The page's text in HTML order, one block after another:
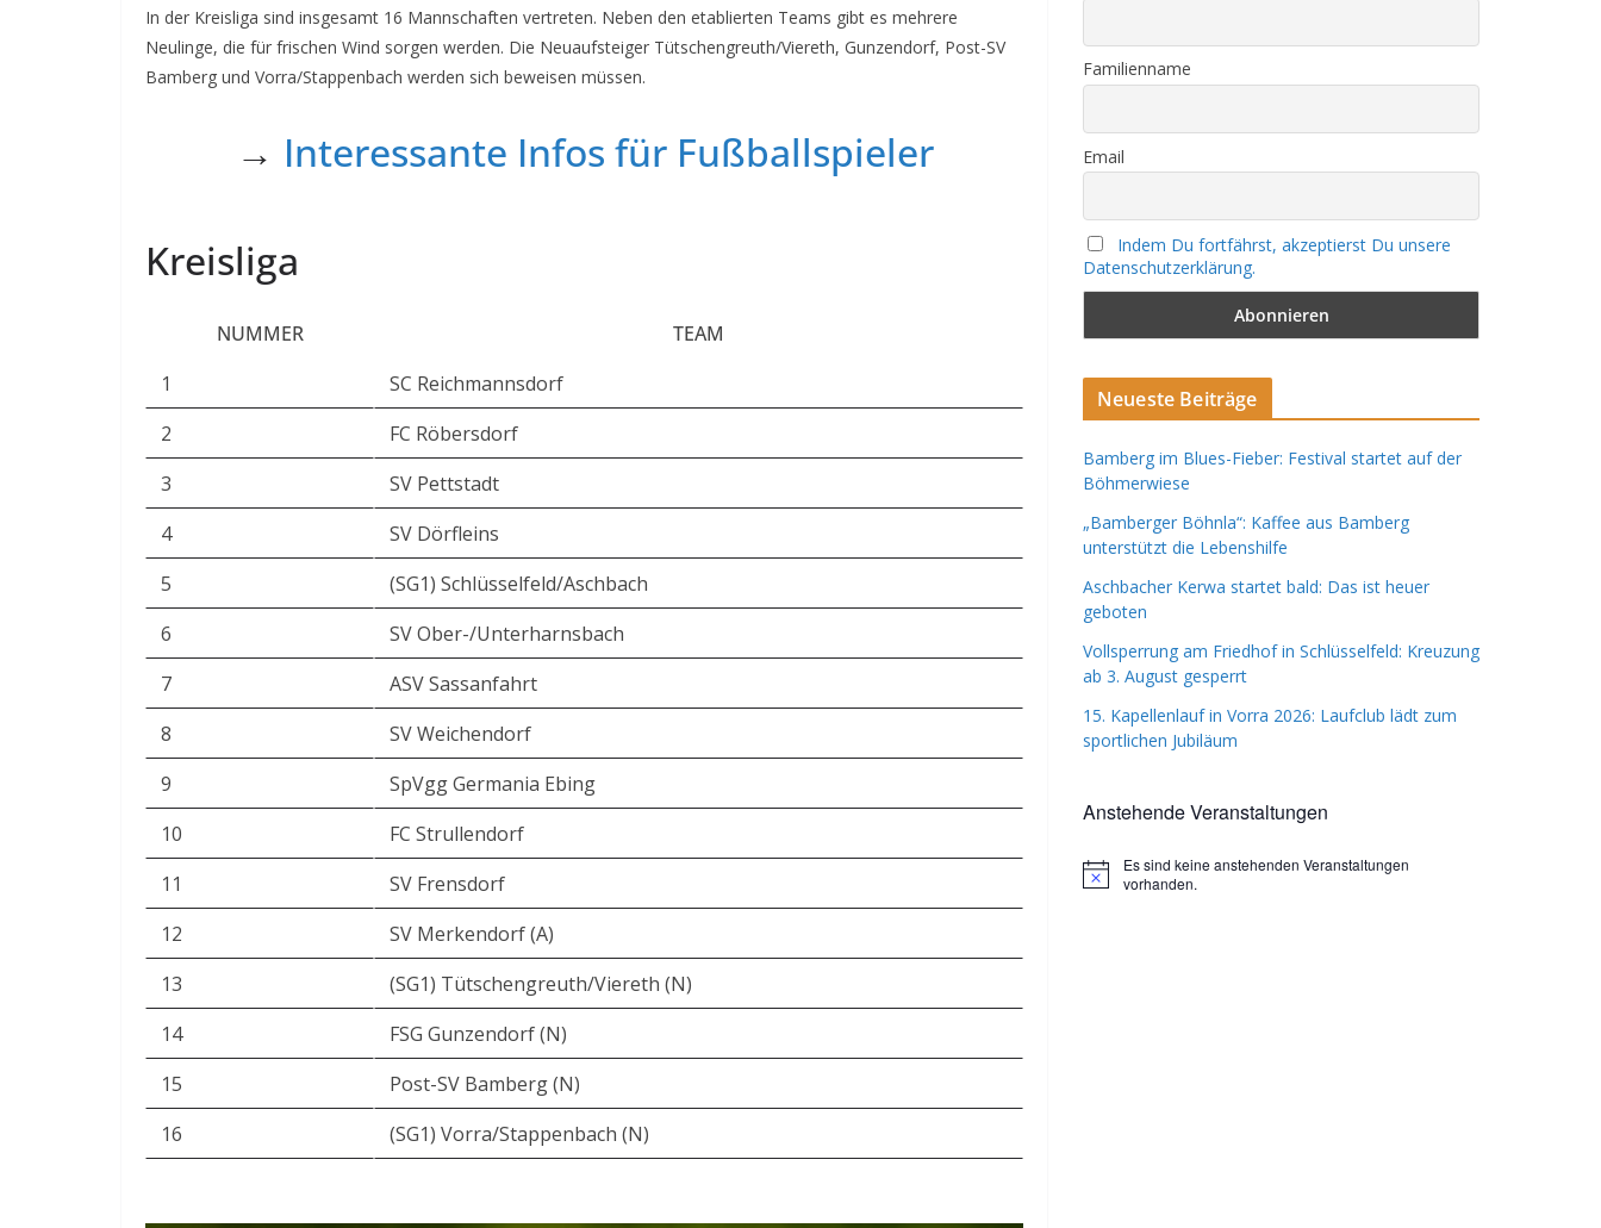
In der Kreisliga sind insgesamt 16 Mannschaften vertreten. Neben den etablierten Teams gibt es mehrere
Neulinge, die für frischen Wind sorgen werden. Die Neuaufsteiger Tütschengreuth/Viereth, Gunzendorf, Post-SV
Bamberg und Vorra/Stappenbach werden sich beweisen müssen.
→ Interessante Infos für Fußballspieler
Kreisliga
NUMMER
TEAM
1
SC Reichmannsdorf
2
FC Röbersdorf
3
SV Pettstadt
4
SV Dörfleins
5
(SG1) Schlüsselfeld/Aschbach
6
SV Ober-/Unterharnsbach
7
ASV Sassanfahrt
8
SV Weichendorf
9
SpVgg Germania Ebing
10
FC Strullendorf
11
SV Frensdorf
12
SV Merkendorf (A)
13
(SG1) Tütschengreuth/Viereth (N)
14
FSG Gunzendorf (N)
15
Post-SV Bamberg (N)
16
(SG1) Vorra/Stappenbach (N)
Familienname
Email
Indem Du fortfährst, akzeptierst Du unsere
Datenschutzerklärung.
Neueste Beiträge
Bamberg im Blues-Fieber: Festival startet auf der
Böhmerwiese
„Bamberger Böhnla“: Kaffee aus Bamberg
unterstützt die Lebenshilfe
Aschbacher Kerwa startet bald: Das ist heuer
geboten
Vollsperrung am Friedhof in Schlüsselfeld: Kreuzung
ab 3. August gesperrt
15. Kapellenlauf in Vorra 2026: Laufclub lädt zum
sportlichen Jubiläum
Anstehende Veranstaltungen
H
Es sind keine anstehenden Veranstaltungen
vorhanden.